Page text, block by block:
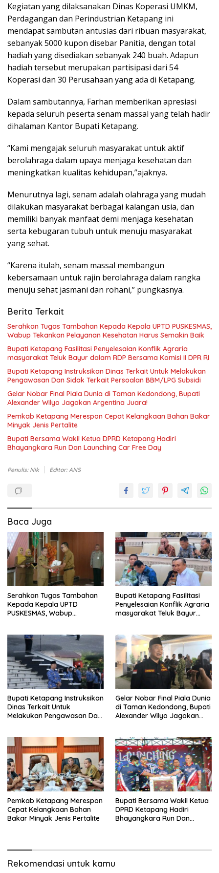
Kegiatan yang dilaksanakan Dinas Koperasi UMKM,
Perdagangan dan Perindustrian Ketapang ini
mendapat sambutan antusias dari ribuan masyarakat,
sebanyak 5000 kupon disebar Panitia, dengan total
hadiah yang disediakan sebanyak 240 buah. Adapun
hadiah tersebut merupakan partisipasi dari 54
Koperasi dan 30 Perusahaan yang ada di Ketapang.
Dalam sambutannya, Farhan memberikan apresiasi
kepada seluruh peserta senam massal yang telah hadir
dihalaman Kantor Bupati Ketapang.
“Kami mengajak seluruh masyarakat untuk aktif
berolahraga dalam upaya menjaga kesehatan dan
meningkatkan kualitas kehidupan,”ajaknya.
Menurutnya lagi, senam adalah olahraga yang mudah
dilakukan masyarakat berbagai kalangan usia, dan
memiliki banyak manfaat demi menjaga kesehatan
serta kebugaran tubuh untuk menuju masyarakat
yang sehat.
“Karena itulah, senam massal membangun
kebersamaan untuk rajin berolahraga dalam rangka
menuju sehat jasmani dan rohani,” pungkasnya.
Berita Terkait
Serahkan Tugas Tambahan Kepada Kepala UPTD PUSKESMAS,
Wabup Tekankan Pelayanan Kesehatan Harus Semakin Baik
Bupati Ketapang Fasilitasi Penyelesaian Konflik Agraria
masyarakat Teluk Bayur dalam RDP Bersama Komisi II DPR RI
Bupati Ketapang Instruksikan Dinas Terkait Untuk Melakukan
Pengawasan Dan Sidak Terkait Persoalan BBM/LPG Subsidi
Gelar Nobar Final Piala Dunia di Taman Kedondong, Bupati
Alexander Wilyo Jagokan Argentina Juara!
Pemkab Ketapang Merespon Cepat Kelangkaan Bahan Bakar
Minyak Jenis Pertalite
Bupati Bersama Wakil Ketua DPRD Ketapang Hadiri
Bhayangkara Run Dan Launching Car Free Day
Penulis: Nik Editor: ANS
Baca Juga
Serahkan Tugas Tambahan
Kepada Kepala UPTD
PUSKESMAS, Wabup
Baik
Bupati Ketapang Fasilitasi
Penyelesaian Konflik Agraria
masyarakat Teluk Bayur
Bupati Ketapang Instruksikan
Dinas Terkait Untuk
Melakukan Pengawasan Dan
Gelar Nobar Final Piala Dunia
di Taman Kedondong, Bupati
Alexander Wilyo Jagokan
Pemkab Ketapang Merespon
Cepat Kelangkaan Bahan
Bakar Minyak Jenis Pertalite
Bupati Bersama Wakil Ketua
DPRD Ketapang Hadiri
Bhayangkara Run Dan
Rekomendasi untuk kamu